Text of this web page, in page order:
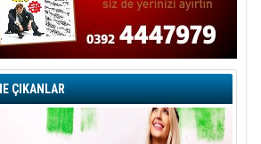
ÇIKANLAR